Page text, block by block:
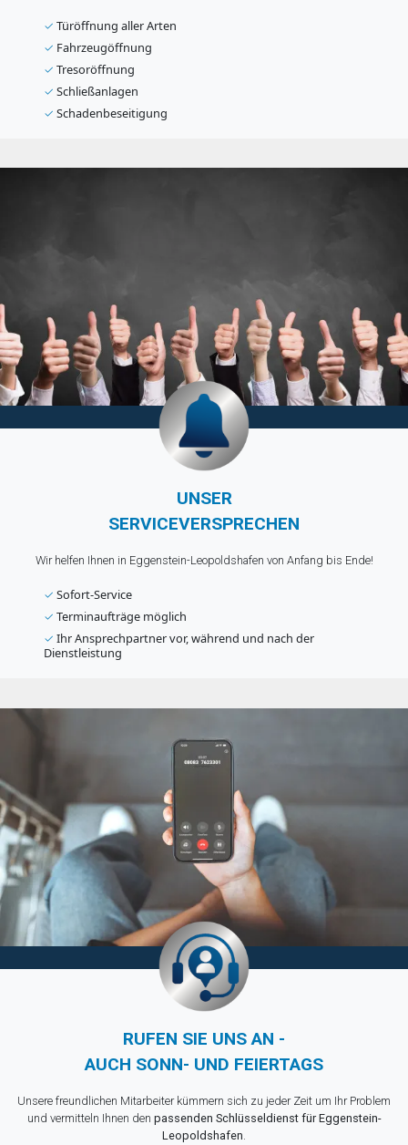
✓ Türöffnung aller Arten
✓ Fahrzeugöffnung
✓ Tresoröffnung
✓ Schließanlagen
✓ Schadenbeseitigung
UNSER
SERVICEVERSPRECHEN
Wir helfen Ihnen in Eggenstein-Leopoldshafen von Anfang bis Ende!
✓ Sofort-Service
✓ Terminaufträge möglich
✓ Ihr Ansprechpartner vor, während und nach der
Dienstleistung
RUFEN SIE UNS AN -
AUCH SONN- UND FEIERTAGS
Unsere freundlichen Mitarbeiter kümmern sich zu jeder Zeit um Ihr Problem
und vermitteln Ihnen den passenden Schlüsseldienst für Eggenstein-
Leopoldshafen